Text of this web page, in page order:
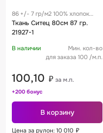
86 +/- 7 гр/м2 100% хлопок
0.28 м
Ткань Ситец 80см 87 гр.
21927-1
В наличии
Мин. кол-во
для заказа 100 /м.п.
100,10 ₽ за м.п.
+200 бонус
В корзину
Цена за рулон: 10 010 ₽